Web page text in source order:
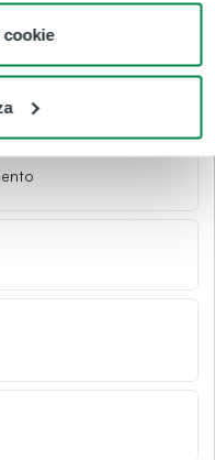
1,20 €